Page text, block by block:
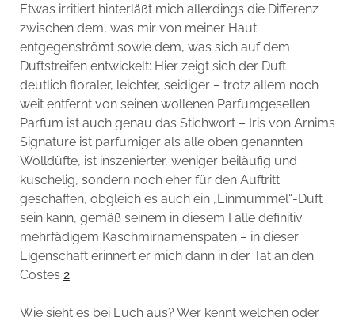
Etwas irritiert hinterläßt mich allerdings die Differenz
zwischen dem, was mir von meiner Haut
entgegenströmt sowie dem, was sich auf dem
Duftstreifen entwickelt: Hier zeigt sich der Duft
deutlich floraler, leichter, seidiger – trotz allem noch
weit entfernt von seinen wollenen Parfumgesellen.
Parfum ist auch genau das Stichwort – Iris von Arnims
Signature ist parfumiger als alle oben genannten
Wolldüfte, ist inszenierter, weniger beiläufig und
kuschelig, sondern noch eher für den Auftritt
geschaffen, obgleich es auch ein „Einmummel“-Duft
sein kann, gemäß seinem in diesem Falle definitiv
mehrfädigem Kaschmirnamenspaten – in dieser
Eigenschaft erinnert er mich dann in der Tat an den
Costes 2.
Wie sieht es bei Euch aus? Wer kennt welchen oder